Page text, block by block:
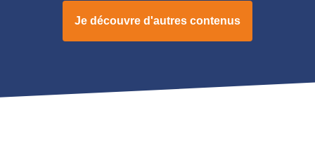
Je découvre d'autres contenus